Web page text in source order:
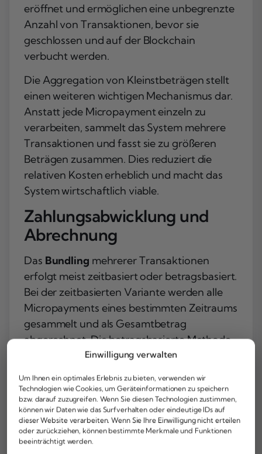
Einwilligung verwalten
Um Ihnen ein optimales Erlebnis zu bieten, verwenden wir
Technologien wie Cookies, um Geräteinformationen zu speichern
bzw. darauf zuzugreifen. Wenn Sie diesen Technologien zustimmen,
können wir Daten wie das Surfverhalten oder eindeutige IDs auf
dieser Website verarbeiten. Wenn Sie Ihre Einwilligung nicht erteilen
oder zurückziehen, können bestimmte Merkmale und Funktionen
beeinträchtigt werden.
eröffnet und ermöglichen eine unbegrenzte
Anzahl von Transaktionen, bevor sie
geschlossen und auf der Blockchain
verbucht werden.
Die Aggregation von Kleinstbeträgen stellt
einen weiteren wichtigen Mechanismus dar.
Anstatt jede Micropayment einzeln zu
verarbeiten, sammelt das System mehrere
Transaktionen und fasst sie zu größeren
Beträgen zusammen. Dies reduziert die
relativen Kosten erheblich und macht das
System wirtschaftlich viable.
Zahlungsabwicklung und
Abrechnung
Das Bundling mehrerer Transaktionen
erfolgt meist zeitbasiert oder betragsbasiert.
Bei der zeitbasierten Variante werden alle
Micropayments eines bestimmten Zeitraums
gesammelt und als Gesamtbetrag
abgerechnet. Die betragsbasierte Methode
sammelt Transaktionen bis zu einem
Sammelbuchung durch.
MonatlicheSammelabrechnungensind
besonders im Content-Bereich verbreitet.
Du kannst während des Monats beliebig